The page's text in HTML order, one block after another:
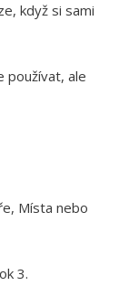
když si sami
používat, ale
Místa nebo
3.